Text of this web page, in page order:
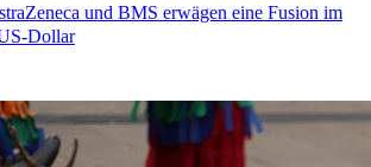
und BMS erwägen eine Fusion im
Dollar